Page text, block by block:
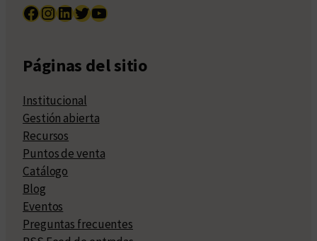
Facebook InstagramLinkedIn Twitter YouTube
Páginas del sitio
Institucional
Gestión abierta
Recursos
Puntos de venta
Catálogo
Blog
Eventos
Preguntas frecuentes